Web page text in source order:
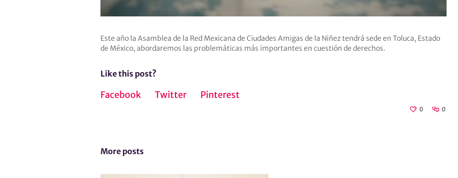
Este año la Asamblea de la Red Mexicana de Ciudades Amigas de la Niñez tendrá sede en Toluca, Estado
de México, abordaremos las problemáticas más importantes en cuestión de derechos.
Like this post?
Facebook Twitter Pinterest
0 0
More posts